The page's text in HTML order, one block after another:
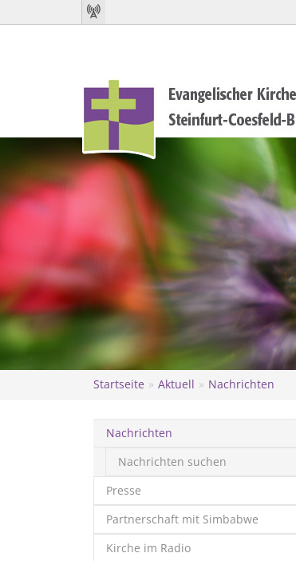
Startseite Aktuell Nachrichten
Nachrichten
Nachrichten suchen
Presse
Partnerschaft mit Simbabwe
Kirche im Radio